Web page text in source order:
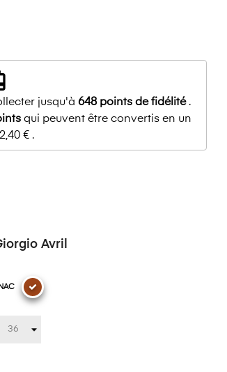
jusqu'à 648 points de fidélité.
qui peuvent être convertis en un
€.
Avril